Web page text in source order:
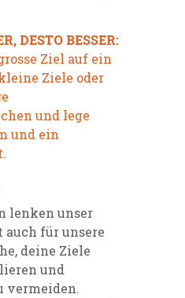
DESTO BESSER:
Ziel auf ein
Ziele oder
und lege
und ein
lenken unser
auch für unsere
deine Ziele
und
vermeiden.